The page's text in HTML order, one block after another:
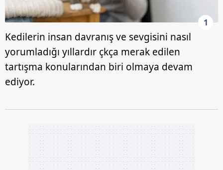
1
Kedilerin insan davranış ve sevgisini nasıl
yorumladığı yıllardır çkça merak edilen
tartışma konularından biri olmaya devam
ediyor.